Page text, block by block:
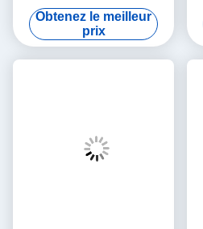
réseau de Benchtop VNA
Obtenez le meilleur
prix